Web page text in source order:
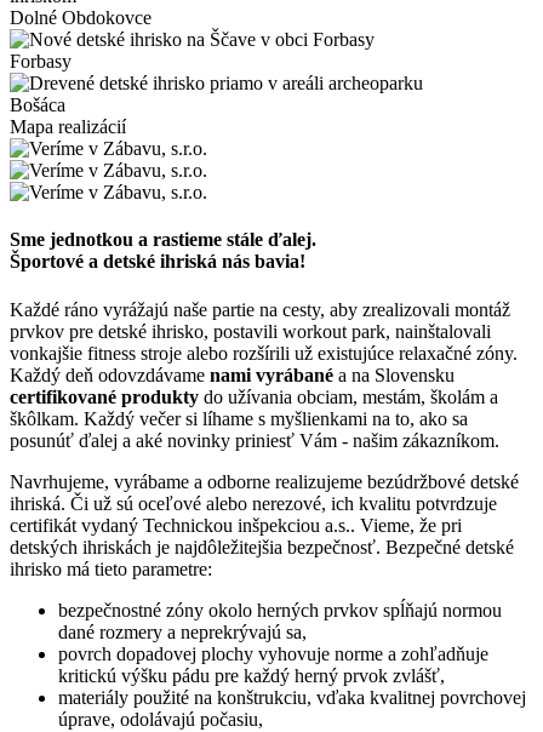
Dolné Obdokovce
Forbasy
Bošáca
Mapa realizácií
Sme jednotkou a rastieme stále ďalej.
Športové a detské ihriská nás bavia!
Každé ráno vyrážajú naše partie na cesty, aby zrealizovali montáž
prvkov pre detské ihrisko, postavili workout park, nainštalovali
vonkajšie fitness stroje alebo rozšírili už existujúce relaxačné zóny.
Každý deň odovzdávame nami vyrábané a na Slovensku
certifikované produkty do užívania obciam, mestám, školám a
škôlkam. Každý večer si líhame s myšlienkami na to, ako sa
posunúť ďalej a aké novinky priniesť Vám - našim zákazníkom.
Navrhujeme, vyrábame a odborne realizujeme bezúdržbové detské
ihriská. Či už sú oceľové alebo nerezové, ich kvalitu potvrdzuje
certifikát vydaný Technickou inšpekciou a.s.. Vieme, že pri
detských ihriskách je najdôležitejšia bezpečnosť. Bezpečné detské
ihrisko má tieto parametre:
bezpečnostné zóny okolo herných prvkov spĺňajú normou
dané rozmery a neprekrývajú sa,
povrch dopadovej plochy vyhovuje norme a zohľadňuje
kritickú výšku pádu pre každý herný prvok zvlášť,
materiály použité na konštrukciu, vďaka kvalitnej povrchovej
úprave, odolávajú počasiu,